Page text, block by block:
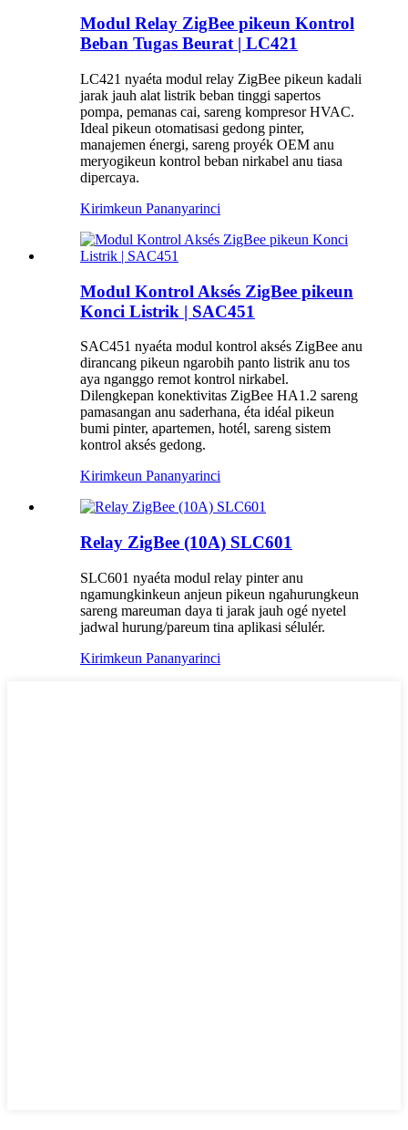
Modul Relay ZigBee pikeun Kontrol
Beban Tugas Beurat | LC421
LC421 nyaéta modul relay ZigBee pikeun kadali
jarak jauh alat listrik beban tinggi sapertos
pompa, pemanas cai, sareng kompresor HVAC.
Ideal pikeun otomatisasi gedong pinter,
manajemen énergi, sareng proyék OEM anu
meryogikeun kontrol beban nirkabel anu tiasa
dipercaya.
Kirimkeun Pananyarinci
Modul Kontrol Aksés ZigBee pikeun
Konci Listrik | SAC451
SAC451 nyaéta modul kontrol aksés ZigBee anu
dirancang pikeun ngarobih panto listrik anu tos
aya nganggo remot kontrol nirkabel.
Dilengkepan konektivitas ZigBee HA1.2 sareng
pamasangan anu saderhana, éta idéal pikeun
bumi pinter, apartemen, hotél, sareng sistem
kontrol aksés gedong.
Kirimkeun Pananyarinci
Relay ZigBee (10A) SLC601
SLC601 nyaéta modul relay pinter anu
ngamungkinkeun anjeun pikeun ngahurungkeun
sareng mareuman daya ti jarak jauh ogé nyetel
jadwal hurung/pareum tina aplikasi sélulér.
Kirimkeun Pananyarinci